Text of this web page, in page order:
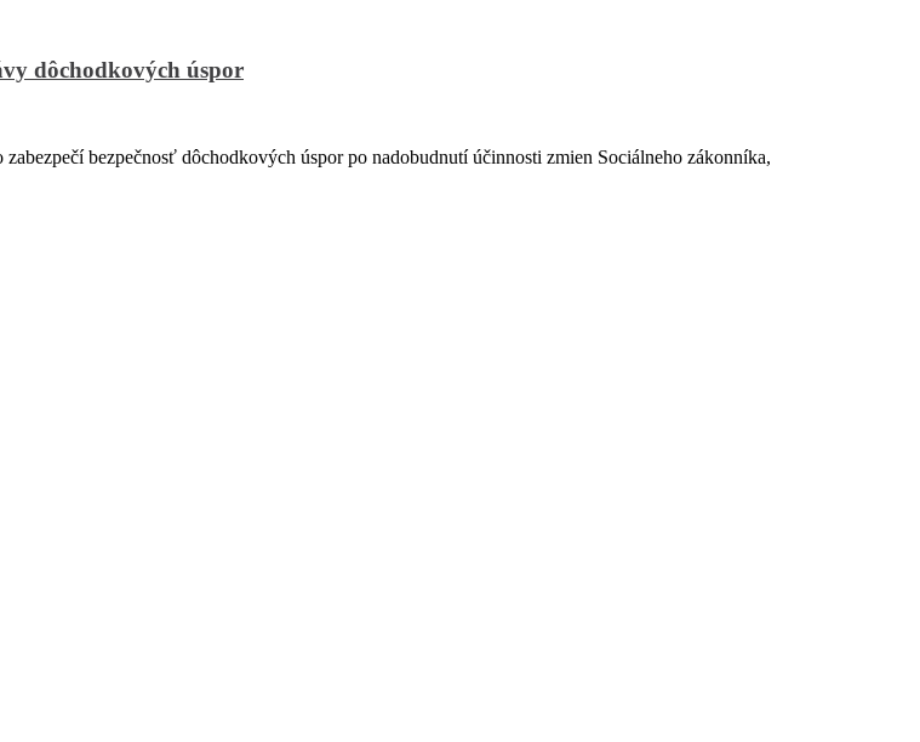
dôchodkových úspor
bezpečnosť dôchodkových úspor po nadobudnutí účinnosti zmien Sociálneho zákonníka,